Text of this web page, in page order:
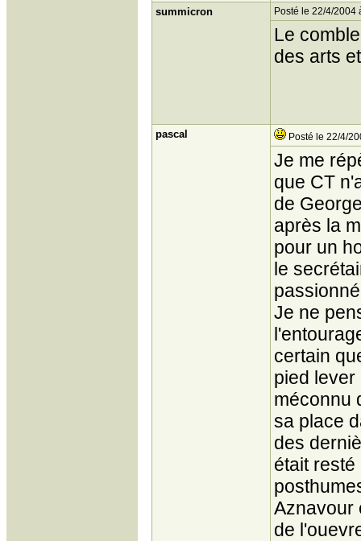
summicron Posté le 22/4/2004
Le
des arts
pascal Posté le 22/4/
Je me
que CT
de
après la
pour un
le
Je ne
certain
pied
méconnu
sa place
des
était
Aznavour
de